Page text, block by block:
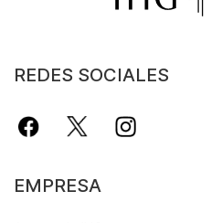
REDES SOCIALES
EMPRESA